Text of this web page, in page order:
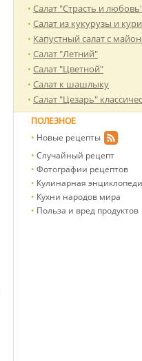
Салат "Страсть и
Салат из кукурузы и
Капустный салат с
Салат "Летний"
Салат "Цветной"
Салат к шашлыку
Салат "Цезарь"
ПОЛЕЗНОЕ
Новые рецепты
Случайный рецепт
Фотографии рецептов
Кулинарная
Кухни народов мира
Польза и вред продуктов